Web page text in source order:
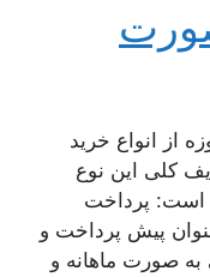
از انواع خرید
کلی این نوع
است: پرداخت
پیش پرداخت و
به صورت ماهانه و